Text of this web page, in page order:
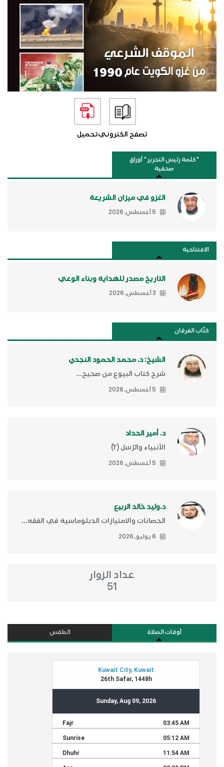
تصفح الكترونيتحميل
"كلمة رئيس التحرير " أوراق
صحفية
الغزو في ميزان الشريعة
5 أغسطس, 2026
الافتتاحية
التاريخ مصدر للهداية وبناء الوعي
3 أغسطس, 2026
كتَّاب الفرقان
الشيخ: د. محمد الحمود النجدي
شرح كتاب البيوع من صحيح...
5 أغسطس, 2026
د. أمير الحداد
الأنبياء والرّسل (٢)ّ
5 أغسطس, 2026
د.وليد خالد الربيع
الحصانات والامتيازات الدبلوماسية في الفقه...
6 يوليو, 2026
عداد الزوار
51
أوقات الصلاة الطقس